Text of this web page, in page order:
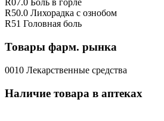
R07.0 Боль в горле
R50.0 Лихорадка с ознобом
R51 Головная боль
Товары фарм. рынка
0010 Лекарственные средства
Наличие товара в аптеках